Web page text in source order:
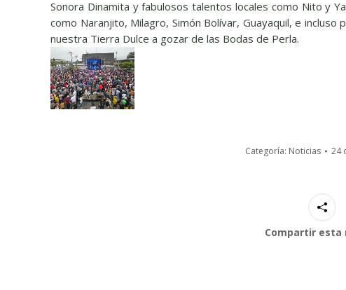
Sonora Dinamita y fabulosos talentos locales como Nito y
como Naranjito, Milagro, Simón Bolívar, Guayaquil, e
nuestra Tierra Dulce a gozar de las Bodas de Perla.
Categoría: Noticias 24
Compartir esta